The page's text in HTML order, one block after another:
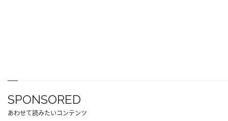
SPONSORED
あわせて読みたいコンテンツ